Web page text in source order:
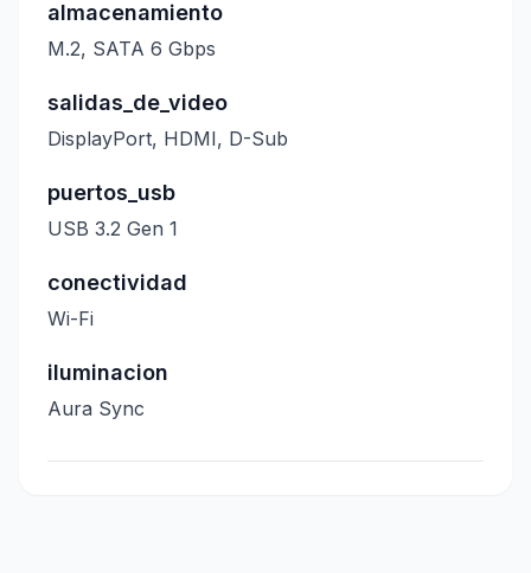
almacenamiento
M.2, SATA 6 Gbps
salidas_de_video
DisplayPort, HDMI, D-Sub
puertos_usb
USB 3.2 Gen 1
conectividad
Wi-Fi
iluminacion
Aura Sync